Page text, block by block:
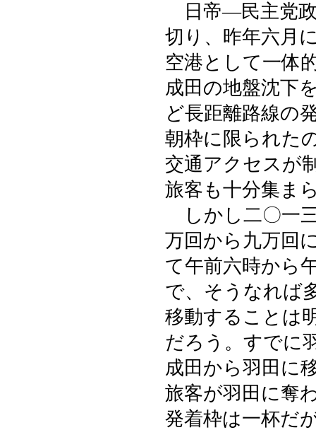
日帝―民主党政
切り、昨年六月
空港として一体
成田の地盤沈下
ど長距離路線の
朝枠に限られた
交通アクセスが
旅客も十分集ま
しかし二〇一
万回から九万回
て午前六時から
で、そうなれば
移動することは
だろう。すでに
成田から羽田に
旅客が羽田に奪
発着枠は一杯だ